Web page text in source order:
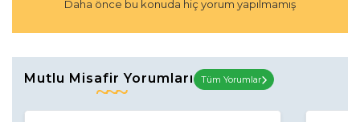
rakam yaz aylarında 50.000 civarına kadar çıkabiliyor. Ada
nüfusunun büyük bir kısmı Girit ve Midilli adalarından 1924
nüfus mübadelesi zamanında göçmüş Türkler'den
Daha önce bu konuda hiç yorum yapılmamış
Mutlu Misafir Yorumları Tüm Yorumlar